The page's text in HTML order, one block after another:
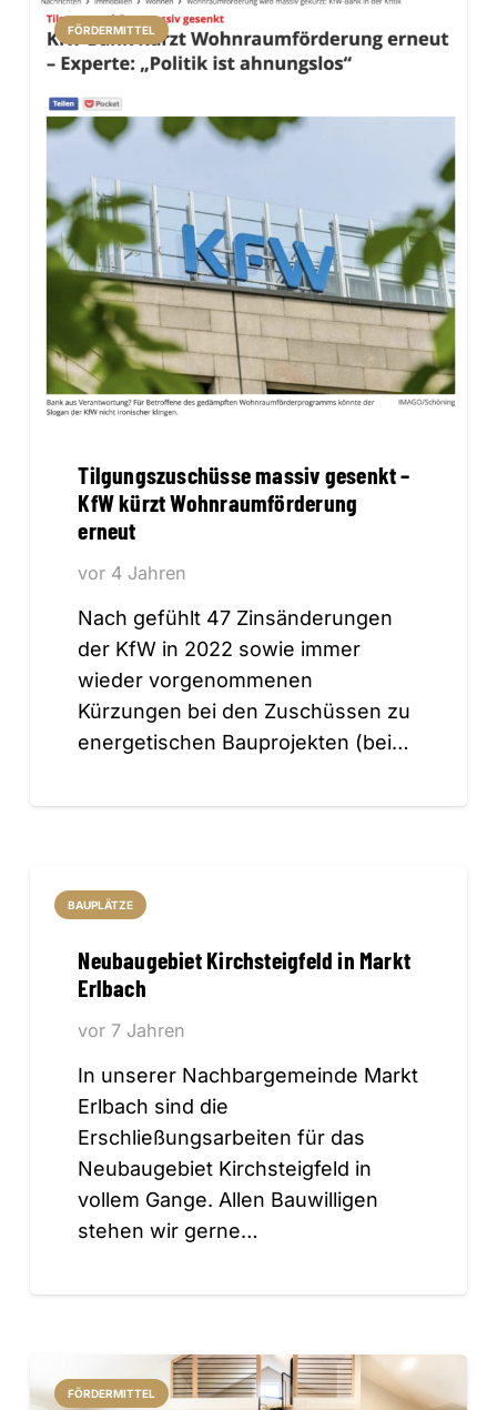
FÖRDERMITTEL
Tilgungszuschüsse massiv gesenkt –
KfW kürzt Wohnraumförderung
erneut
vor 4 Jahren
Nach gefühlt 47 Zinsänderungen
der KfW in 2022 sowie immer
wieder vorgenommenen
Kürzungen bei den Zuschüssen zu
energetischen Bauprojekten (bei…
BAUPLÄTZE
Neubaugebiet Kirchsteigfeld in Markt
Erlbach
vor 7 Jahren
In unserer Nachbargemeinde Markt
Erlbach sind die
Erschließungsarbeiten für das
Neubaugebiet Kirchsteigfeld in
vollem Gange. Allen Bauwilligen
stehen wir gerne…
FÖRDERMITTEL